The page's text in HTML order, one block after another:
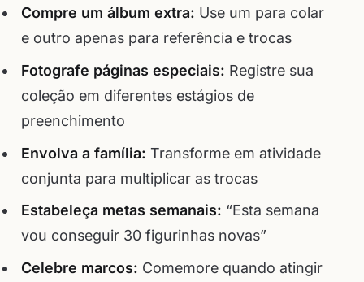
Compre um álbum extra: Use um para colar
e outro apenas para referência e trocas
Fotografe páginas especiais: Registre sua
coleção em diferentes estágios de
preenchimento
Envolva a família: Transforme em atividade
conjunta para multiplicar as trocas
Estabeleça metas semanais: “Esta semana
vou conseguir 30 figurinhas novas”
Celebre marcos: Comemore quando atingir